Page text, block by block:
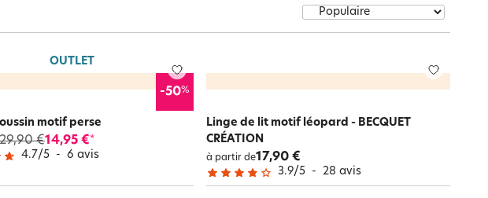
Notre marque Lauréat
OUTLET
-50%
motif perse
29,90 €14,95 €*
4.7/5 - 6 avis
Linge de lit motif léopard - BECQUET
CRÉATION
à partir de17,90 €
3.9/5 - 28 avis